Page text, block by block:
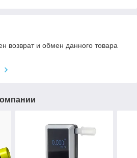
возврат и обмен данного товара